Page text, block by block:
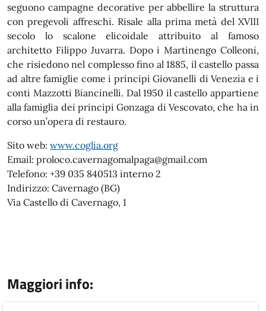
seguono campagne decorative per abbellire la struttura
con pregevoli affreschi. Risale alla prima metà del XVIII
secolo lo scalone elicoidale attribuito al famoso
architetto Filippo Juvarra. Dopo i Martinengo Colleoni,
che risiedono nel complesso fino al 1885, il castello passa
ad altre famiglie come i principi Giovanelli di Venezia e i
conti Mazzotti Biancinelli. Dal 1950 il castello appartiene
alla famiglia dei principi Gonzaga di Vescovato, che ha in
corso un’opera di restauro.
Sito web: www.coglia.org
Email: proloco.cavernagomalpaga@gmail.com
Telefono: +39 035 840513 interno 2
Indirizzo: Cavernago (BG)
Via Castello di Cavernago, 1
Maggiori info: